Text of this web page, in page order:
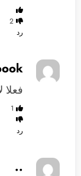
2
رد
1
رد
..